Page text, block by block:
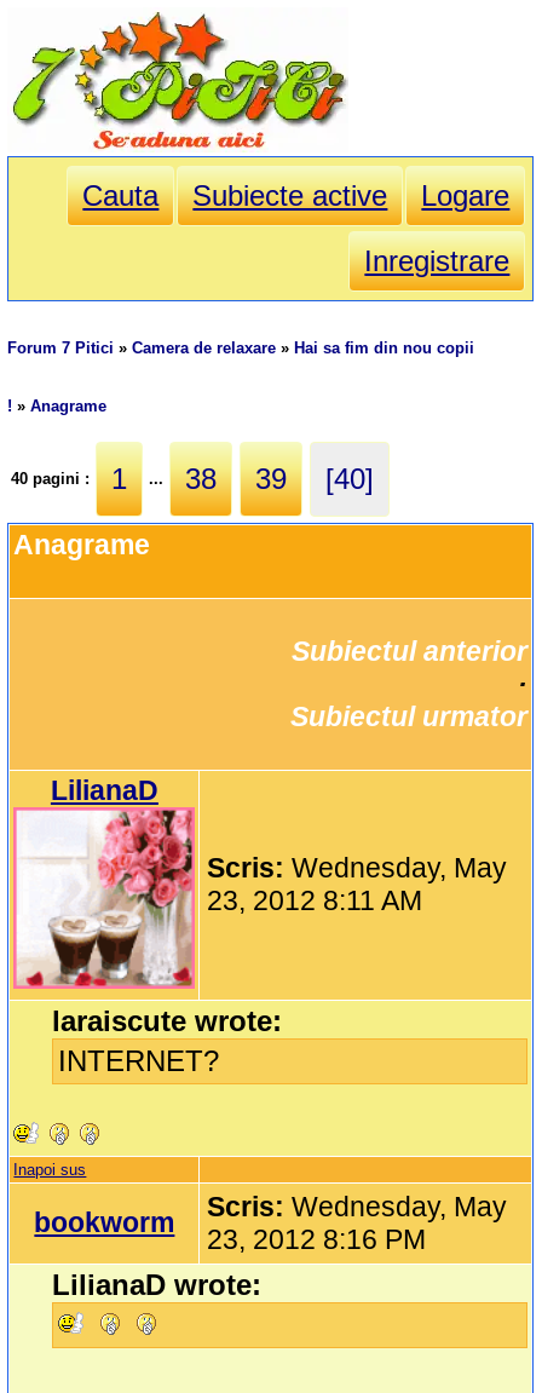
Cauta Subiecte active
Logare
Inregistrare
Forum 7 Pitici »Camera de relaxare » Hai sa fim din nou copii
! »Anagrame
40 pagini : 1 ... 38 39 [40]
Anagrame
Subiectul anterior
Subiectul urmator
LilianaD
Scris:Wednesday, May
23, 2012 8:11 AM
laraiscute wrote:
INTERNET?
Inapoi sus
bookworm Scris:Wednesday, May
23, 2012 8:16 PM
LilianaD wrote: